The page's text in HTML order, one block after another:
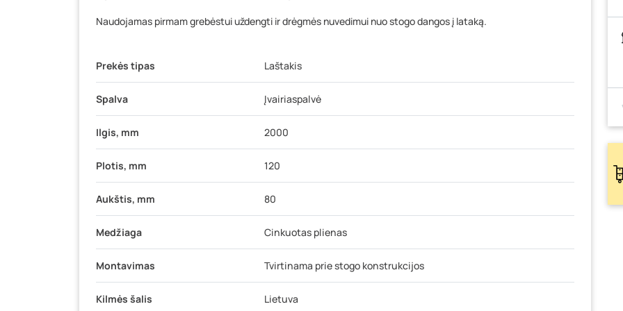
Naudojamas pirmam grebėstui uždengti ir drėgmės nuvedimui nuo stogo dangos į lataką.
Prekės tipas Laštakis
Spalva Įvairiaspalvė
Ilgis, mm 2000
Plotis, mm 120
Aukštis, mm 80
Medžiaga Cinkuotas plienas
Montavimas Tvirtinama prie stogo konstrukcijos
Kilmės šalis Lietuva